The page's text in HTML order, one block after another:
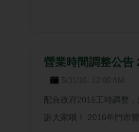
營業時間調整公告
5/31/16, 12:00 AM
配合政府2016工時調整
訴大家哦！ 2016年門市